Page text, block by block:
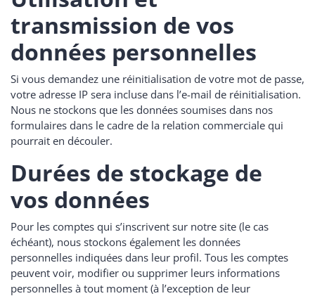
transmission de vos
données personnelles
Si vous demandez une réinitialisation de votre mot de passe,
votre adresse IP sera incluse dans l’e-mail de réinitialisation.
Nous ne stockons que les données soumises dans nos
formulaires dans le cadre de la relation commerciale qui
pourrait en découler.
Durées de stockage de
vos données
Pour les comptes qui s’inscrivent sur notre site (le cas
échéant), nous stockons également les données
personnelles indiquées dans leur profil. Tous les comptes
peuvent voir, modifier ou supprimer leurs informations
personnelles à tout moment (à l’exception de leur